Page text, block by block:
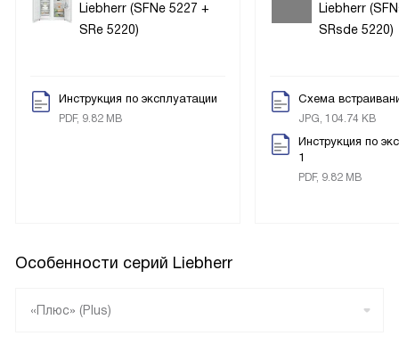
Liebherr (SFNe 5227 +
SRe 5220)
Инструкция по эксплуатации
PDF, 9.82 MB
Liebherr
SRsde 5220)
Схема
JPG, 104.74 KB
Инструкция по
1
PDF, 9.82 MB
Особенности серий Liebherr
«Плюс» (Plus)